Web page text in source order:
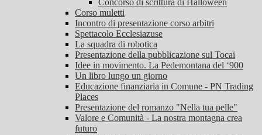
Concorso di scrittura di Halloween
Corso muletti
Incontro di presentazione corso arbitri
Spettacolo Ecclesiazuse
La squadra di robotica
Presentazione della pubblicazione sul Tocai
Idee in movimento. La Pedemontana del ‘900
Un libro lungo un giorno
Educazione finanziaria in Comune - PN Trading
Places
Presentazione del romanzo "Nella tua pelle"
Valore e Comunità - La nostra montagna crea
futuro